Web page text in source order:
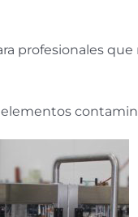
profesionales
elementos